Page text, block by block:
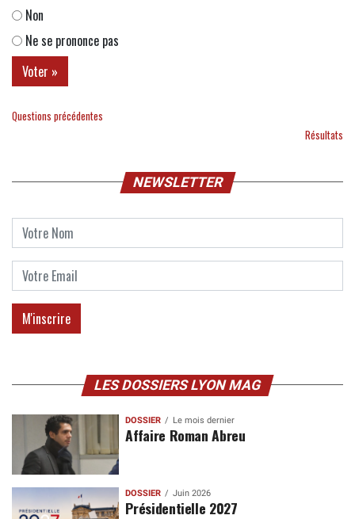
Non
Ne se prononce pas
Questions précédentes
Résultats
NEWSLETTER
LES DOSSIERS LYON MAG
DOSSIER Le mois dernier
Affaire Roman Abreu
DOSSIER Juin 2026
Présidentielle 2027